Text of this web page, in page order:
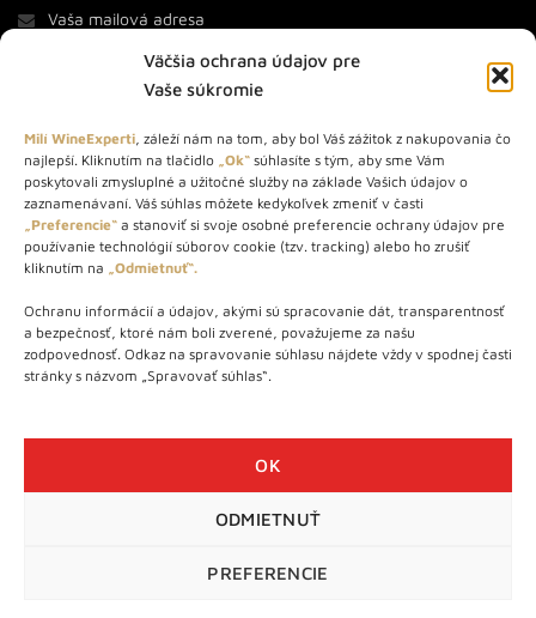
Väčšia ochrana údajov pre
Vaše súkromie
Milí WineExperti, záleží nám na tom, aby bol Váš zážitok z nakupovania čo
najlepší. Kliknutím na tlačidlo „Ok“ súhlasíte s tým, aby sme Vám
poskytovali zmysluplné a užitočné služby na základe Vašich údajov o
zaznamenávaní. Váš súhlas môžete kedykoľvek zmeniť v časti
„Preferencie“ a stanoviť si svoje osobné preferencie ochrany údajov pre
používanie technológií súborov cookie (tzv. tracking) alebo ho zrušiť
kliknutím na „Odmietnuť“.
Ochranu informácií a údajov, akými sú spracovanie dát, transparentnosť
a bezpečnosť, ktoré nám boli zverené, považujeme za našu
zodpovednosť. Odkaz na spravovanie súhlasu nájdete vždy v spodnej časti
stránky s názvom „Spravovať súhlas“.
OK
ODMIETNUŤ
PREFERENCIE
O NÁS
STORE – obchod s vínom a destilátmi od roku 2010. Na našej
webovej stránke predávame viac ako 1000+ značkových
produktov.
Info tel.: +421 917 779 888
Vínotéka: +421 917 888 879
Vínotéka: Bratislavská 49/B, Bratislava 841 06
info@wineexpert.sk